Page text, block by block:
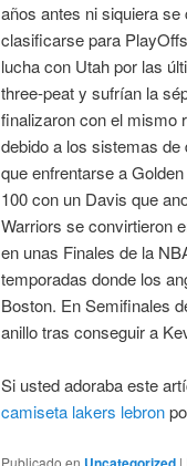
años antes ni siquiera
clasificarse para
lucha con Utah por las
three-peat y sufrían la
finalizaron con el mismo
debido a los sistemas
que enfrentarse a
100 con un Davis que
Warriors se convirtieron
en unas Finales de la
temporadas donde los
Boston. En Semifinales
anillo tras conseguir a
Si usted adoraba este
camiseta lakers lebron
Publicado en |